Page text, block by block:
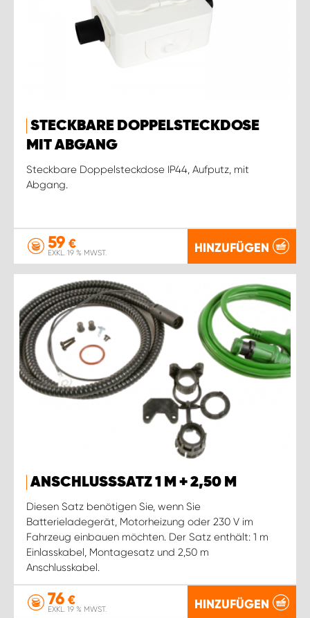
STECKBARE DOPPELSTECKDOSE
MIT ABGANG
Steckbare Doppelsteckdose IP44, Aufputz, mit
Abgang.
59 €
EXKL. 19 % MWST. HINZUFÜGEN
ANSCHLUSSSATZ 1 M + 2,50 M
Diesen Satz benötigen Sie, wenn Sie
Batterieladegerät, Motorheizung oder 230 V im
Fahrzeug einbauen möchten. Der Satz enthält: 1 m
Einlasskabel, Montagesatz und 2,50 m
Anschlusskabel.
76 €
EXKL. 19 % MWST. HINZUFÜGEN